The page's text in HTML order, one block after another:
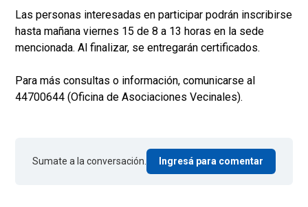
Las personas interesadas en participar podrán inscribirse
hasta mañana viernes 15 de 8 a 13 horas en la sede
mencionada. Al finalizar, se entregarán certificados.
Para más consultas o información, comunicarse al
44700644 (Oficina de Asociaciones Vecinales).
Sumate a la conversación. Ingresá para comentar